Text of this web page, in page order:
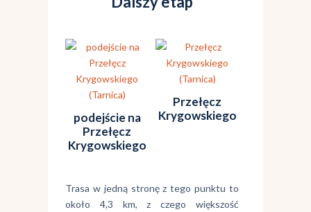
podejście na
Przełęcz
Krygowskiego
Przełęcz
Krygowskiego
Trasa w jedną stronę z tego punktu to
około 4,3 km, z czego większość